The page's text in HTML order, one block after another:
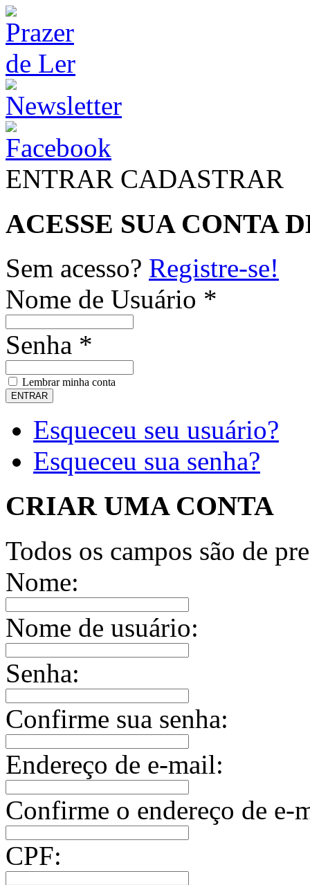
ENTRAR CADASTRAR
ACESSE SUA CONTA
Sem acesso? Registre-se!
Nome de Usuário *
Senha *
Lembrar minha conta
Esqueceu seu usuário?
Esqueceu sua senha?
CRIAR UMA CONTA
Todos os campos são de
Nome:
Nome de usuário:
Senha:
Confirme sua senha:
Endereço de e-mail:
Confirme o endereço de e-
CPF: